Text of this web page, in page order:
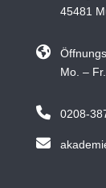
45481
Mo. –
0208-